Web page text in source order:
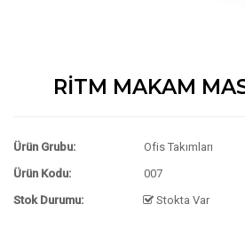
RİTM MAKAM
Ürün Grubu:
Ofis Takımları
Ürün Kodu:
007
Stok Durumu:
Stokta Var